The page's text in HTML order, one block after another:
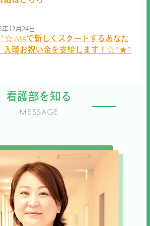
年12月24日
で新しくスタートするあなた
入職お祝い金を支給します！☆*★*
看護部を知る
MESSAGE